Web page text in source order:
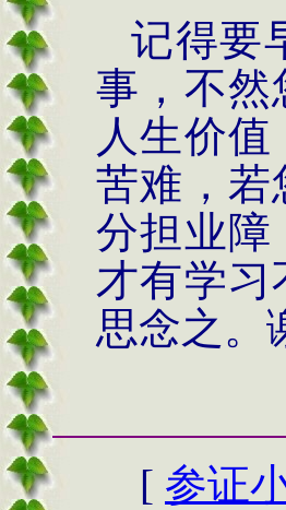
记得要
事，不然
人生价
苦难，若
分担业障
才有学
思念之。
[ 参证